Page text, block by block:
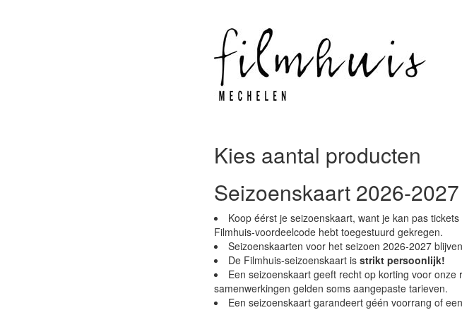
Kies aantal producten
Seizoenskaart 2026-
Koop éérst je seizoenskaart, want je kan pas
Filmhuis-voordeelcode hebt toegestuurd gekregen.
Seizoenskaarten voor het seizoen 2026-2027
De Filmhuis-seizoenskaart is strikt persoonlijk!
Een seizoenskaart geeft recht op korting voor
samenwerkingen gelden soms aangepaste tarieven.
Een seizoenskaart garandeert géén voorrang of